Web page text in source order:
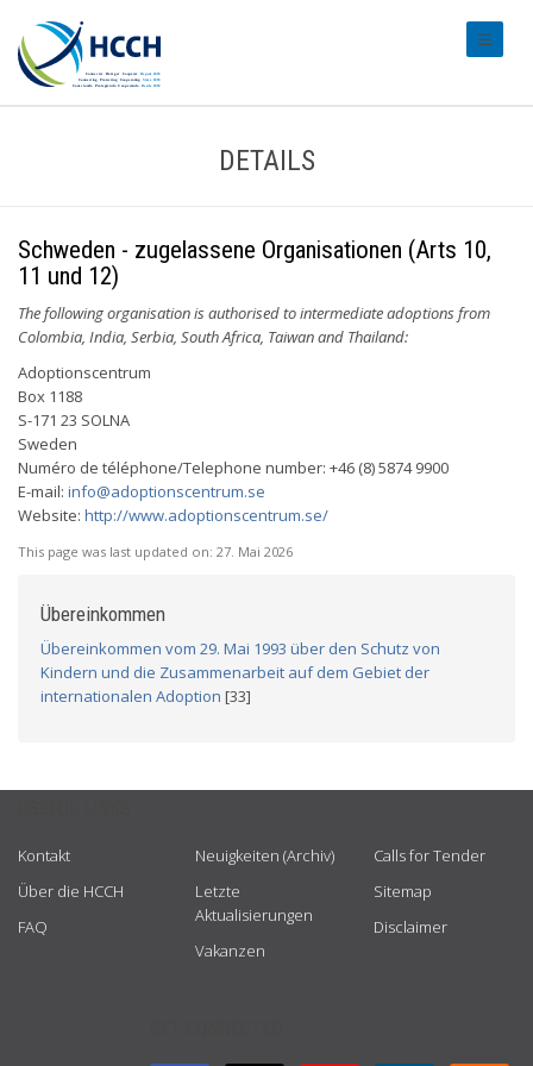
DETAILS
Schweden - zugelassene Organisationen (Arts 10,
11 und 12)
The following organisation is authorised to intermediate adoptions from
Colombia, India, Serbia, South Africa, Taiwan and Thailand:
Adoptionscentrum
Box 1188
S-171 23 SOLNA
Sweden
Numéro de téléphone/Telephone number: +46 (8) 5874 9900
E-mail: info@adoptionscentrum.se
Website: http://www.adoptionscentrum.se/
This page was last updated on: 27. Mai 2026
Übereinkommen
Übereinkommen vom 29. Mai 1993 über den Schutz von
Kindern und die Zusammenarbeit auf dem Gebiet der
internationalen Adoption [33]
Kontakt
Über die HCCH
FAQ
Neuigkeiten (Archiv)
Letzte
Aktualisierungen
Vakanzen
Calls for Tender
Sitemap
Disclaimer